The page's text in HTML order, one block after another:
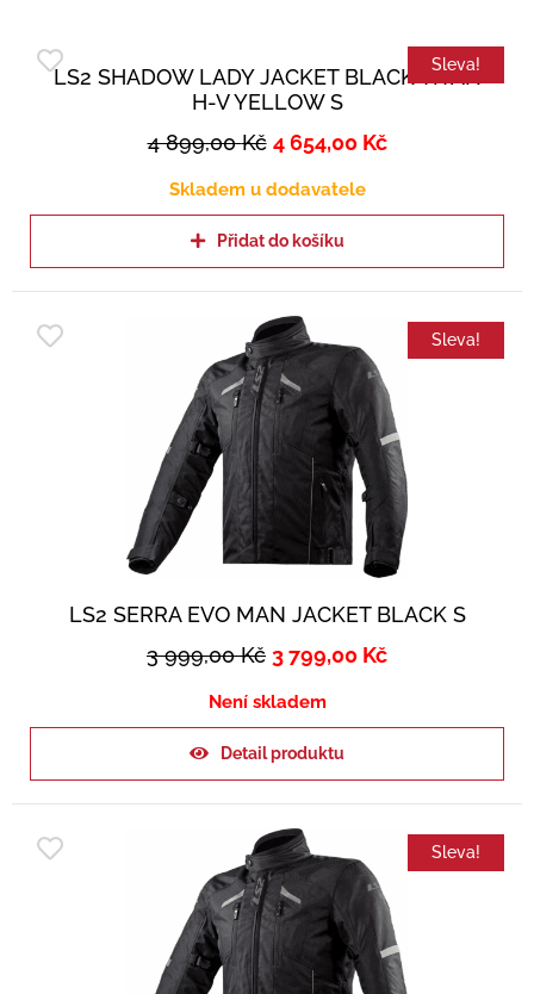
Sleva!
LS2 SHADOW LADY JACKET BLACK TITAN
H-V YELLOW S
4 899,00Kč 4 654,00 Kč
Skladem u dodavatele
Přidat do košíku
Sleva!
LS2 SERRA EVO MAN JACKET BLACK S
3 999,00Kč 3 799,00 Kč
Není skladem
Detail produktu
Sleva!